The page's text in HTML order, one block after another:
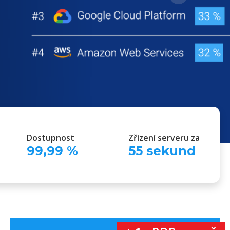
Next
Dostupnost
99,99 %
Zřízení serveru za
55 sekund